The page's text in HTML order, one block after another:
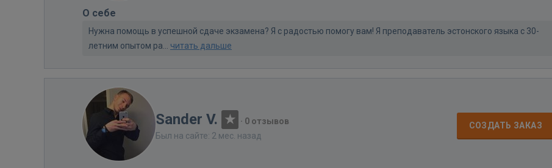
О себе
Нужна помощь в успешной сдаче экзамена? Я с радостью помогу вам! Я преподаватель эстонского языка с 30-
летним опытом ра... читать дальше
Sander V. · 0 отзывов
Был на сайте: 2 мес. назад
СОЗДАТЬ ЗАКАЗ